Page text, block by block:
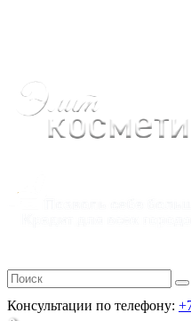
Консультации по телефону: